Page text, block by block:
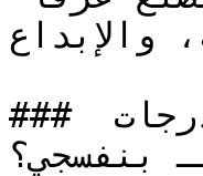
والإبداع.
### ما هي الأجواء التي يخلقها دهان غامق من درجات
بنفسجي؟